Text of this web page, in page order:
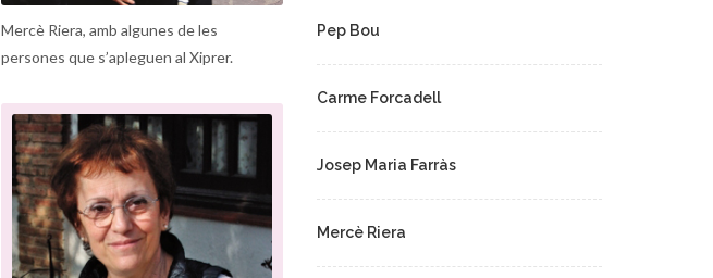
Mercè Riera, amb algunes de les
persones que s’apleguen al Xiprer.
Pep Bou
Carme Forcadell
Josep Maria Farràs
Mercè Riera